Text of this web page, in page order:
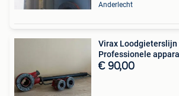
Anderlecht
Virax
Professionele
€ 90,00